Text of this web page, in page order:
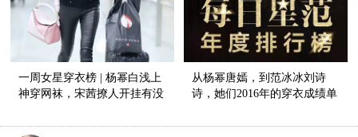
一周女星穿衣榜 | 杨幂白浅上
神穿网袜，宋茜撩人开挂有没
从杨幂唐嫣，到范冰冰刘诗
诗，她们2016年的穿衣成绩单
点】